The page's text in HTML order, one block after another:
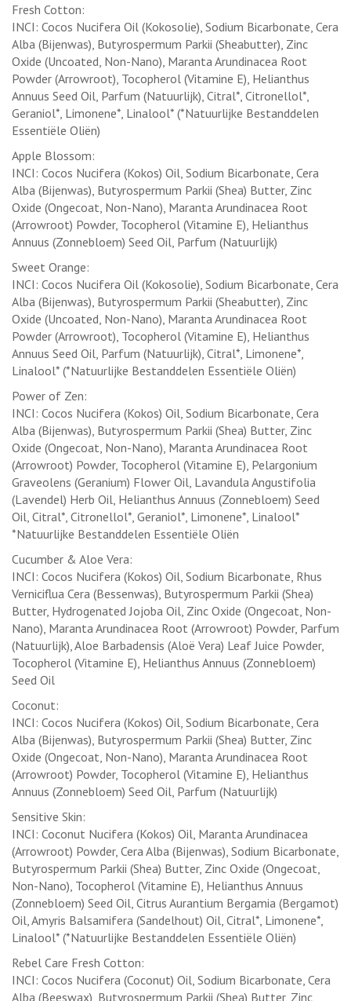
Fresh Cotton:
INCI: Cocos Nucifera Oil (Kokosolie), Sodium Bicarbonate, Cera
Alba (Bijenwas), Butyrospermum Parkii (Sheabutter), Zinc
Oxide (Uncoated, Non-Nano), Maranta Arundinacea Root
Powder (Arrowroot), Tocopherol (Vitamine E), Helianthus
Annuus Seed Oil, Parfum (Natuurlijk), Citral*, Citronellol*,
Geraniol*, Limonene*, Linalool* (*Natuurlijke Bestanddelen
Essentiële Oliën)
Apple Blossom:
INCI: Cocos Nucifera (Kokos) Oil, Sodium Bicarbonate, Cera
Alba (Bijenwas), Butyrospermum Parkii (Shea) Butter, Zinc
Oxide (Ongecoat, Non-Nano), Maranta Arundinacea Root
(Arrowroot) Powder, Tocopherol (Vitamine E), Helianthus
Annuus (Zonnebloem) Seed Oil, Parfum (Natuurlijk)
Sweet Orange:
INCI: Cocos Nucifera Oil (Kokosolie), Sodium Bicarbonate, Cera
Alba (Bijenwas), Butyrospermum Parkii (Sheabutter), Zinc
Oxide (Uncoated, Non-Nano), Maranta Arundinacea Root
Powder (Arrowroot), Tocopherol (Vitamine E), Helianthus
Annuus Seed Oil, Parfum (Natuurlijk), Citral*, Limonene*,
Linalool* (*Natuurlijke Bestanddelen Essentiële Oliën)
Power of Zen:
INCI: Cocos Nucifera (Kokos) Oil, Sodium Bicarbonate, Cera
Alba (Bijenwas), Butyrospermum Parkii (Shea) Butter, Zinc
Oxide (Ongecoat, Non-Nano), Maranta Arundinacea Root
(Arrowroot) Powder, Tocopherol (Vitamine E), Pelargonium
Graveolens (Geranium) Flower Oil, Lavandula Angustifolia
(Lavendel) Herb Oil, Helianthus Annuus (Zonnebloem) Seed
Oil, Citral*, Citronellol*, Geraniol*, Limonene*, Linalool*
*Natuurlijke Bestanddelen Essentiële Oliën
Cucumber & Aloe Vera:
INCI: Cocos Nucifera (Kokos) Oil, Sodium Bicarbonate, Rhus
Verniciflua Cera (Bessenwas), Butyrospermum Parkii (Shea)
Butter, Hydrogenated Jojoba Oil, Zinc Oxide (Ongecoat, Non-
Nano), Maranta Arundinacea Root (Arrowroot) Powder, Parfum
(Natuurlijk), Aloe Barbadensis (Aloë Vera) Leaf Juice Powder,
Tocopherol (Vitamine E), Helianthus Annuus (Zonnebloem)
Seed Oil
Coconut:
INCI: Cocos Nucifera (Kokos) Oil, Sodium Bicarbonate, Cera
Alba (Bijenwas), Butyrospermum Parkii (Shea) Butter, Zinc
Oxide (Ongecoat, Non-Nano), Maranta Arundinacea Root
(Arrowroot) Powder, Tocopherol (Vitamine E), Helianthus
Annuus (Zonnebloem) Seed Oil, Parfum (Natuurlijk)
Sensitive Skin:
INCI: Coconut Nucifera (Kokos) Oil, Maranta Arundinacea
(Arrowroot) Powder, Cera Alba (Bijenwas), Sodium Bicarbonate,
Butyrospermum Parkii (Shea) Butter, Zinc Oxide (Ongecoat,
Non-Nano), Tocopherol (Vitamine E), Helianthus Annuus
(Zonnebloem) Seed Oil, Citrus Aurantium Bergamia (Bergamot)
Oil, Amyris Balsamifera (Sandelhout) Oil, Citral*, Limonene*,
Linalool* (*Natuurlijke Bestanddelen Essentiële Oliën)
Rebel Care Fresh Cotton:
INCI: Cocos Nucifera (Coconut) Oil, Sodium Bicarbonate, Cera
Alba (Beeswax), Butyrospermum Parkii (Shea) Butter, Zinc